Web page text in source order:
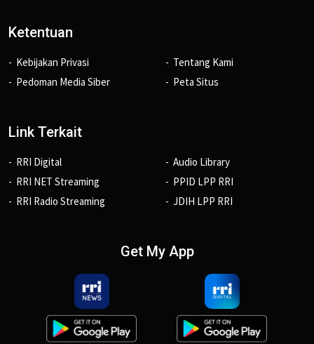
Ketentuan
Kebijakan Privasi
Pedoman Media Siber
Tentang Kami
Peta Situs
Link Terkait
RRI Digital
RRI NET Streaming
RRI Radio Streaming
Audio Library
PPID LPP RRI
JDIH LPP RRI
Get My App